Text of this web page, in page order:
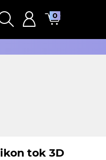
0
tok 3D